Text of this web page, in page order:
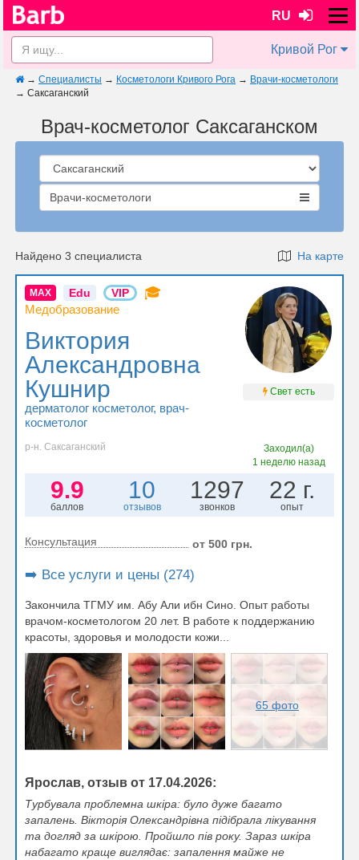
RU
Кривой Рог
→ Специалисты → Косметологи Кривого Рога → Врачи-косметологи
→ Саксаганский
Врач-косметолог Саксаганском
Врачи-косметологи
Найдено 3 специалиста На карте
MAX Edu VIP 🎓
Медобразование
Виктория
Александровна
Кушнир
дерматолог косметолог, врач-
косметолог
Свет есть
р-н. Саксаганский
Заходил(а)
1 неделю назад
9.9
баллов
10
отзывов
1297
звонков
22 г.
опыт
Консультация от 500 грн.
➡️ Все услуги и цены (274)
Закончила ТГМУ им. Абу Али ибн Сино. Опыт работы
врачом-косметологом 20 лет. В работе к поддержанию
красоты, здоровья и молодости кожи...
65 фото
Ярослав, отзыв от 17.04.2026:
Турбувала проблемна шкіра: було дуже багато
запалень. Вікторія Олександрівна підібрала лікування
та догляд за шкірою. Пройшло пів року. Зараз шкіра
набагато краще виглядає: запалення майже не